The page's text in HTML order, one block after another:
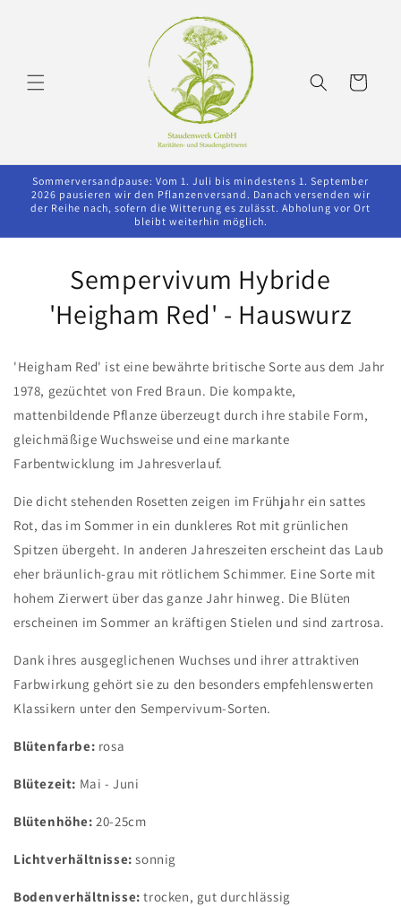
Warenkorb
Sommerversandpause: Vom 1. Juli bis mindestens 1. September
2026 pausieren wir den Pflanzenversand. Danach versenden wir
der Reihe nach, sofern die Witterung es zulässt. Abholung vor Ort
bleibt weiterhin möglich.
Sempervivum Hybride
'Heigham Red' - Hauswurz
'Heigham Red' ist eine bewährte britische Sorte aus dem Jahr
1978, gezüchtet von Fred Braun. Die kompakte,
mattenbildende Pflanze überzeugt durch ihre stabile Form,
gleichmäßige Wuchsweise und eine markante
Farbentwicklung im Jahresverlauf.
Die dicht stehenden Rosetten zeigen im Frühjahr ein sattes
Rot, das im Sommer in ein dunkleres Rot mit grünlichen
Spitzen übergeht. In anderen Jahreszeiten erscheint das Laub
eher bräunlich-grau mit rötlichem Schimmer. Eine Sorte mit
hohem Zierwert über das ganze Jahr hinweg. Die Blüten
erscheinen im Sommer an kräftigen Stielen und sind zartrosa.
Dank ihres ausgeglichenen Wuchses und ihrer attraktiven
Farbwirkung gehört sie zu den besonders empfehlenswerten
Klassikern unter den Sempervivum-Sorten.
Blütenfarbe: rosa
Blütezeit: Mai - Juni
Blütenhöhe: 20-25cm
Lichtverhältnisse: sonnig
Bodenverhältnisse: trocken, gut durchlässig